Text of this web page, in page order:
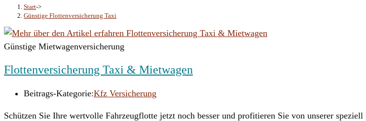
Start->
Günstige Flottenversicherung Taxi
Günstige Mietwagenversicherung
Flottenversicherung Taxi & Mietwagen
Beitrags-Kategorie:Kfz Versicherung
Schützen Sie Ihre wertvolle Fahrzeugflotte jetzt noch besser und profitieren Sie von unserer